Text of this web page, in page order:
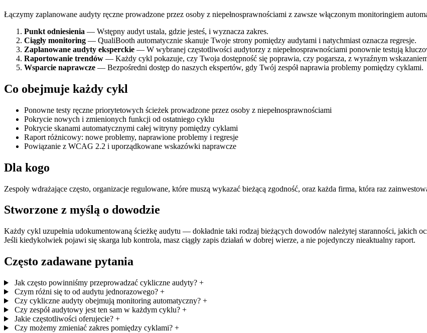
Łączymy zaplanowane audyty ręczne prowadzone przez osoby z niepełnosprawnościami z zawsze włączonym monitoringiem
Punkt odniesienia — Wstępny audyt ustala, gdzie jesteś, i wyznacza zakres.
Ciągły monitoring — QualiBooth automatycznie skanuje Twoje strony pomiędzy audytami i natychmiast oznacza regresje.
Zaplanowane audyty eksperckie — W wybranej częstotliwości audytorzy z niepełnosprawnościami ponownie testują
Raportowanie trendów — Każdy cykl pokazuje, czy Twoja dostępność się poprawia, czy pogarsza, z wyraźnym
Wsparcie naprawcze — Bezpośredni dostęp do naszych ekspertów, gdy Twój zespół naprawia problemy pomiędzy cyklami.
Co obejmuje każdy cykl
Ponowne testy ręczne priorytetowych ścieżek prowadzone przez osoby z niepełnosprawnościami
Pokrycie nowych i zmienionych funkcji od ostatniego cyklu
Pokrycie skanami automatycznymi całej witryny pomiędzy cyklami
Raport różnicowy: nowe problemy, naprawione problemy i regresje
Powiązanie z WCAG 2.2 i uporządkowane wskazówki naprawcze
Dla kogo
Zespoły wdrażające często, organizacje regulowane, które muszą wykazać bieżącą zgodność, oraz każda firma, która raz
Stworzone z myślą o dowodzie
Każdy cykl uzupełnia udokumentowaną ścieżkę audytu — dokładnie taki rodzaj bieżących dowodów należytej staranności, jakich
Jeśli kiedykolwiek pojawi się skarga lub kontrola, masz ciągły zapis działań w dobrej wierze, a nie pojedynczy nieaktualny raport.
Często zadawane pytania
Jak często powinniśmy przeprowadzać cykliczne audyty? +
Czym różni się to od audytu jednorazowego? +
Czy cykliczne audyty obejmują monitoring automatyczny? +
Czy zespół audytowy jest ten sam w każdym cyklu? +
Jakie częstotliwości oferujecie? +
Czy możemy zmieniać zakres pomiędzy cyklami? +